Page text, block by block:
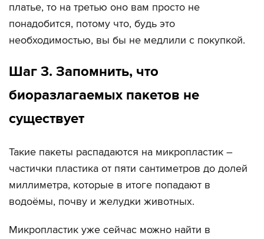
платье, то на третью оно вам просто не
понадобится, потому что, будь это
необходимостью, вы бы не медлили с покупкой.
Шаг 3. Запомнить, что
биоразлагаемых пакетов не
существует
Такие пакеты распадаются на микропластик –
частички пластика от пяти сантиметров до долей
миллиметра, которые в итоге попадают в
водоёмы, почву и желудки животных.
Микропластик уже сейчас можно найти в